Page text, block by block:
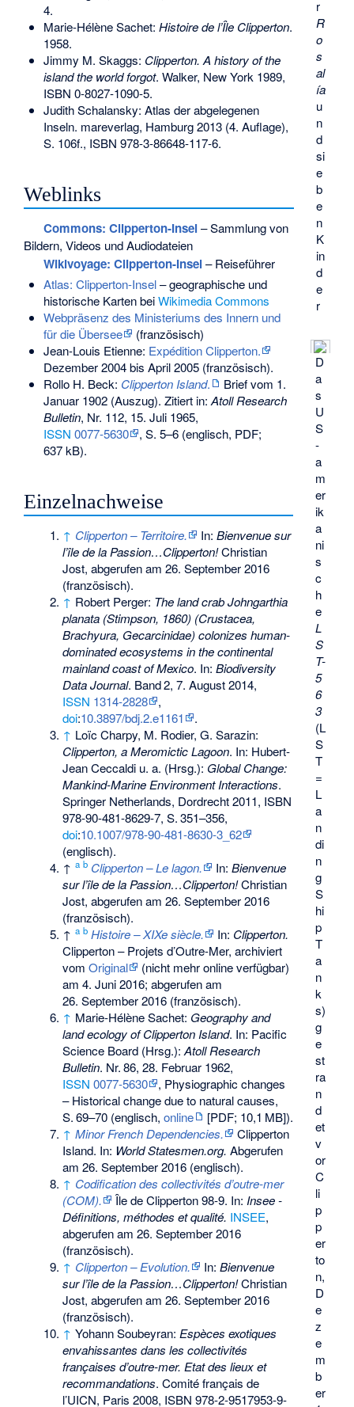
r
R
o
s
al
ía
u
n
d
si
e
b
e
n
K
in
d
e
r
D
a
s
U
S
-
a
m
er
ik
a
ni
s
c
h
e
L
S
T-
5
6
3
(L
S
T
=
L
a
n
di
n
g
S
hi
p
T
a
n
k
s)
g
e
st
ra
n
d
et
v
or
C
li
p
p
er
to
n,
D
e
z
e
m
b
er
4.
Marie-Hélène Sachet: Histoire de l’Île Clipperton.
1958.
Jimmy M. Skaggs: Clipperton. A history of the
island the world forgot. Walker, New York 1989,
ISBN 0-8027-1090-5.
Judith Schalansky: Atlas der abgelegenen
Inseln. mareverlag, Hamburg 2013 (4. Auflage),
S. 106f., ISBN 978-3-86648-117-6.
Weblinks
Commons: Clipperton-Insel– Sammlung von
Bildern, Videos und Audiodateien
Wikivoyage: Clipperton-Insel– Reiseführer
Atlas: Clipperton-Insel– geographische und
historische Karten beiWikimedia Commons
Webpräsenz des Ministeriums des Innern und
für die Übersee
(französisch)
Jean-Louis Etienne: Expédition Clipperton.
Dezember 2004 bis April 2005 (französisch).
Rollo H. Beck: Clipperton Island.
Brief vom 1.
Januar 1902 (Auszug). Zitiert in: Atoll Research
Bulletin, Nr. 112, 15. Juli 1965,
ISSN 0077-5630
, S. 5–6 (englisch, PDF;
637 kB).
Einzelnachweise
↑ Clipperton – Territoire. In:Bienvenue sur
l’île de la Passion…Clipperton!Christian
Jost, abgerufen am 26. September 2016
(französisch).
↑ Robert Perger: The land crab Johngarthia
planata (Stimpson, 1860) (Crustacea,
Brachyura, Gecarcinidae) colonizes human-
dominated ecosystems in the continental
mainland coast of Mexico. In:Biodiversity
Data Journal. Band2, 7. August 2014,
ISSN 1314-2828
,
doi:10.3897/bdj.2.e1161
.
↑ Loïc Charpy, M. Rodier, G. Sarazin:
Clipperton, a Meromictic Lagoon. In: Hubert-
Jean Ceccaldi u. a. (Hrsg.): Global Change:
Mankind-Marine Environment Interactions.
Springer Netherlands, Dordrecht 2011, ISBN
978-90-481-8629-7,S.351–356,
doi:10.1007/978-90-481-8630-3_62
(englisch).
↑a b Clipperton – Le lagon. In:Bienvenue
sur l’île de la Passion…Clipperton!Christian
Jost, abgerufen am 26. September 2016
(französisch).
↑a b Histoire – XIXe siècle. In: Clipperton.
Clipperton – Projets d’Outre-Mer, archiviert
vomOriginal
(nicht mehr online verfügbar)
am4. Juni 2016; abgerufen am
26. September 2016 (französisch).
↑ Marie-Hélène Sachet: Geography and
land ecology of Clipperton Island. In: Pacific
Science Board (Hrsg.):Atoll Research
Bulletin. Nr.86, 28. Februar 1962,
ISSN 0077-5630
, Physiographic changes
– Historical change due to natural causes,
S.69–70 (englisch,online [PDF; 10,1 MB]).
↑ Minor French Dependencies.
Clipperton
Island. In: World Statesmen.org. Abgerufen
am 26. September 2016 (englisch).
↑ Codification des collectivités d’outre-mer
(COM).
Île de Clipperton 98-9. In: Insee -
Définitions, méthodes et qualité. INSEE,
abgerufen am 26. September 2016
(französisch).
↑ Clipperton – Evolution. In:Bienvenue
sur l’île de la Passion…Clipperton!Christian
Jost, abgerufen am 26. September 2016
(französisch).
↑ Yohann Soubeyran: Espèces exotiques
envahissantes dans les collectivités
françaises d’outre-mer. Etat des lieux et
recommandations. Comité français de
l’UICN, Paris 2008, ISBN 978-2-9517953-9-